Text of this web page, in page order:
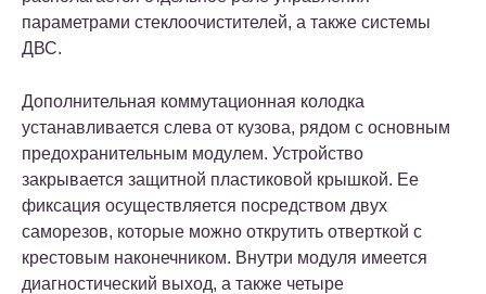
параметрами стеклоочистителей, а также системы
ДВС.
Дополнительная коммутационная колодка
устанавливается слева от кузова, рядом с основным
предохранительным модулем. Устройство
закрывается защитной пластиковой крышкой. Ее
фиксация осуществляется посредством двух
саморезов, которые можно открутить отверткой с
крестовым наконечником. Внутри модуля имеется
диагностический выход, а также четыре